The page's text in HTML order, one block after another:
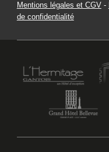
Mentions légales et CGV-
de confidentialité